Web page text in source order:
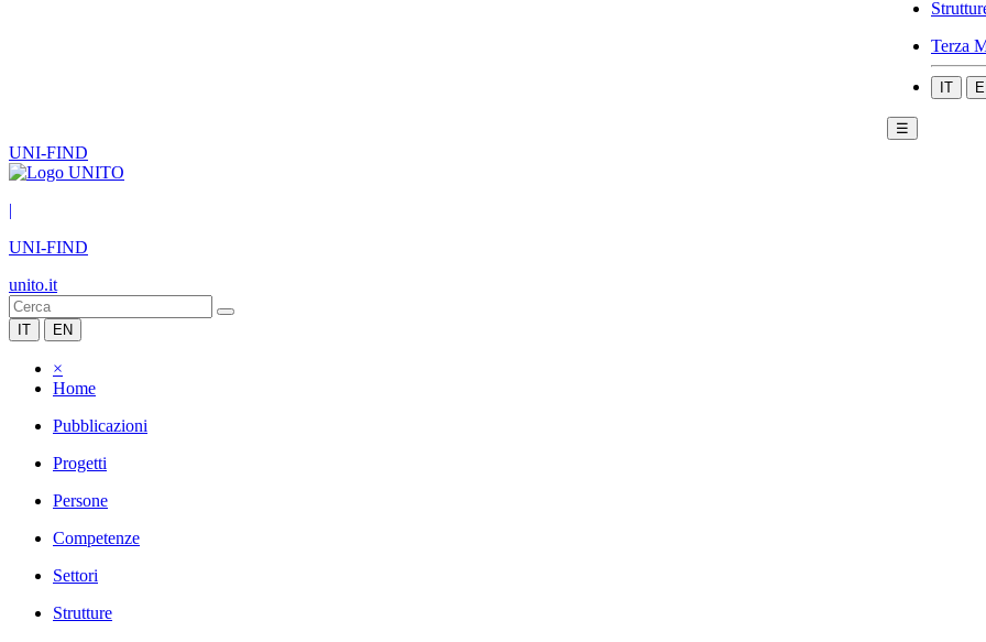
Terza
IT
☰
UNI-FIND
|
UNI-FIND
unito.it
IT EN
×
Home
Pubblicazioni
Progetti
Persone
Competenze
Settori
Strutture